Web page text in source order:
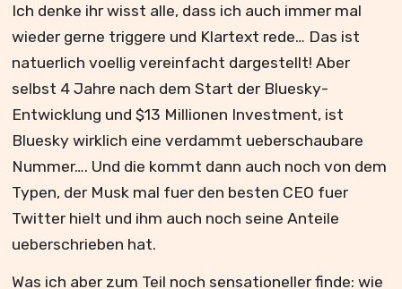
Ich denke ihr wisst alle, dass ich auch immer mal
wieder gerne triggere und Klartext rede… Das ist
natuerlich voellig vereinfacht dargestellt! Aber
selbst 4 Jahre nach dem Start der Bluesky-
Entwicklung und $13 Millionen Investment, ist
Bluesky wirklich eine verdammt ueberschaubare
Nummer…. Und die kommt dann auch noch von dem
Typen, der Musk mal fuer den besten CEO fuer
Twitter hielt und ihm auch noch seine Anteile
ueberschrieben hat.
Was ich aber zum Teil noch sensationeller finde: wie